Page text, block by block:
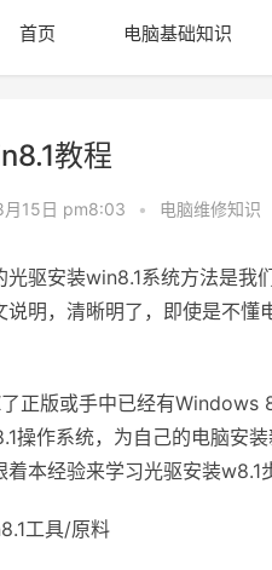
首页 电脑基础知识
教程
月15日 pm8:03 • 电脑维修知识
安装win8.1系统方法是我
说明，清晰明了，即使是不
版或手中已经有Windows
操作系统，为自己的电脑安
着本经验来学习光驱安装w8.1
工具/原料